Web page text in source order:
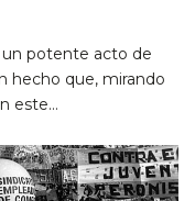
un potente acto de
hecho que, mirando
este…